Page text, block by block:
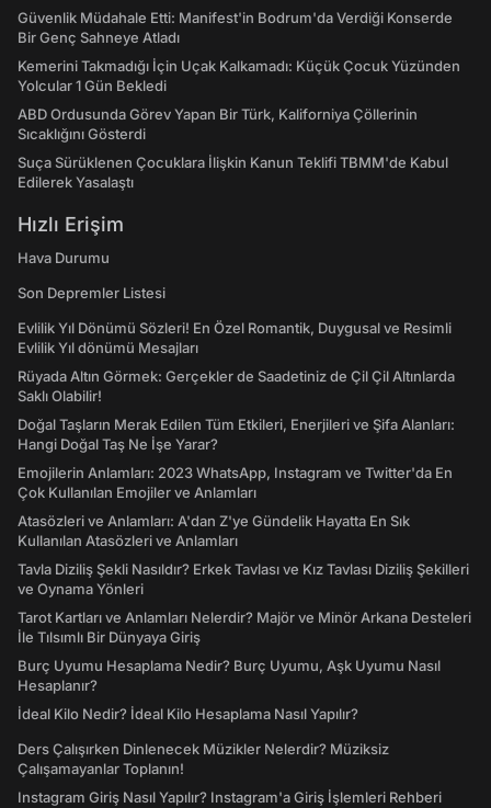
Güvenlik Müdahale Etti: Manifest'in Bodrum'da Verdiği Konserde
Bir Genç Sahneye Atladı
Kemerini Takmadığı İçin Uçak Kalkamadı: Küçük Çocuk Yüzünden
Yolcular 1 Gün Bekledi
ABD Ordusunda Görev Yapan Bir Türk, Kaliforniya Çöllerinin
Sıcaklığını Gösterdi
Suça Sürüklenen Çocuklara İlişkin Kanun Teklifi TBMM'de Kabul
Edilerek Yasalaştı
Hızlı Erişim
Hava Durumu
Son Depremler Listesi
Evlilik Yıl Dönümü Sözleri! En Özel Romantik, Duygusal ve Resimli
Evlilik Yıl dönümü Mesajları
Rüyada Altın Görmek: Gerçekler de Saadetiniz de Çil Çil Altınlarda
Saklı Olabilir!
Doğal Taşların Merak Edilen Tüm Etkileri, Enerjileri ve Şifa Alanları:
Hangi Doğal Taş Ne İşe Yarar?
Emojilerin Anlamları: 2023 WhatsApp, Instagram ve Twitter'da En
Çok Kullanılan Emojiler ve Anlamları
Atasözleri ve Anlamları: A'dan Z'ye Gündelik Hayatta En Sık
Kullanılan Atasözleri ve Anlamları
Tavla Diziliş Şekli Nasıldır? Erkek Tavlası ve Kız Tavlası Diziliş Şekilleri
ve Oynama Yönleri
Tarot Kartları ve Anlamları Nelerdir? Majör ve Minör Arkana Desteleri
İle Tılsımlı Bir Dünyaya Giriş
Burç Uyumu Hesaplama Nedir? Burç Uyumu, Aşk Uyumu Nasıl
Hesaplanır?
İdeal Kilo Nedir? İdeal Kilo Hesaplama Nasıl Yapılır?
Ders Çalışırken Dinlenecek Müzikler Nelerdir? Müziksiz
Çalışamayanlar Toplanın!
Instagram Giriş Nasıl Yapılır? Instagram'a Giriş İşlemleri Rehberi